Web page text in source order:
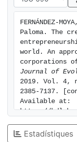
FERNÁNDEZ-
Paloma. The
world. An
Journal of
2019. Vol. 4,
2385-7137.
Available at:
https://
Estadístiques